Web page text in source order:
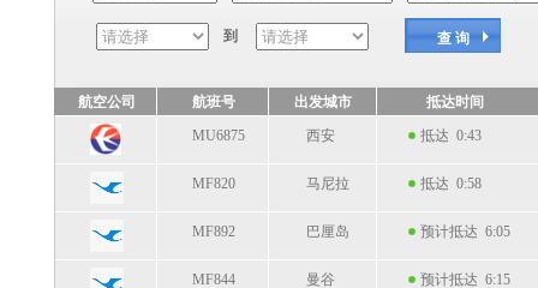
到 查 询
航空公司 航班号 出发城市
抵达时间
MU6875
西安 抵达 0:43
MF820 马尼拉 抵达 0:58
MF892 巴厘岛 预计抵达 6:05
MF844 曼谷 预计抵达 6:15